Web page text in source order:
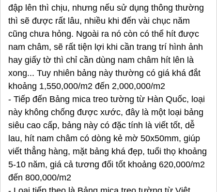
đập lên thì chịu, nhưng nếu sử dụng thông thường
thì sẽ được rất lâu, nhiều khi đến vài chục năm
cũng chưa hỏng. Ngoài ra nó còn có thể hít được
nam châm, sẽ rất tiện lợi khi cần trang trí hình ảnh
hay giấy tờ thì chỉ cần dùng nam châm hít lên là
xong... Tuy nhiên bảng này thường có giá khá đắt
khoảng 1,550,000/m2 đến 2,000,000/m2
- Tiếp đến Bảng mica treo tường từ Hàn Quốc, loại
này không chống được xước, đây là một loại bảng
siêu cao cấp, bảng này có đặc tính là viết tốt, dễ
lau, hít nam châm có dòng kẻ mờ 50x50mm, giúp
viết thẳng hàng, mặt bảng khá đẹp, tuổi thọ khoảng
5-10 năm, giá cả tương đối tốt khoảng 620,000/m2
đến 800,000/m2